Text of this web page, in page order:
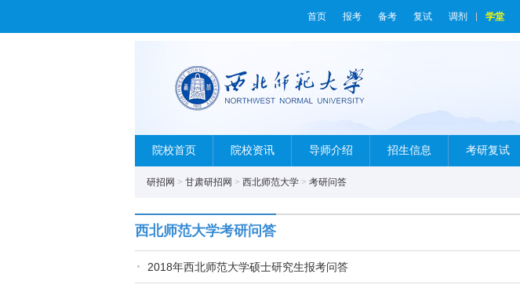
首页 报考 备考 复试 调剂 学堂
院校首页 院校资讯 导师介绍 招生信息 考研复试
研招网 > 甘肃研招网 > 西北师范大学 > 考研问答
西北师范大学考研问答
2018年西北师范大学硕士研究生报考问答